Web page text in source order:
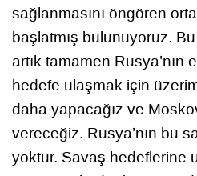
sağlanmasını öngören
başlatmış bulunuyoruz.
artık tamamen Rusya’nın
hedefe ulaşmak için
daha yapacağız ve
vereceğiz. Rusya’nın bu
yoktur. Savaş hedeflerine